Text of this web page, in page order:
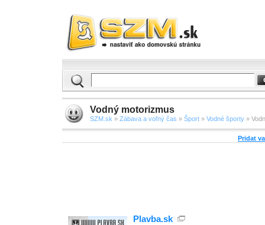
Vodný motorizmus
SZM.sk » Zábava a voľný čas » Šport » Vodné športy »
Pridat
Plavba.sk